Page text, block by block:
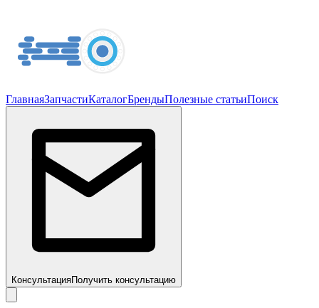
ГлавнаяЗапчастиКаталогБрендыПолезные статьиПоиск
КонсультацияПолучить консультацию